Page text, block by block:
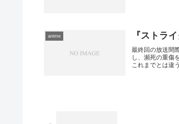
anime 『ストラ
最終回の放送間
し、瀕死の重傷
これまでとは違